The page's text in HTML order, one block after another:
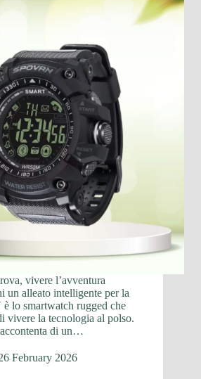
vivere l’avventura
un alleato intelligente per la
lo smartwatch rugged che
vivere la tecnologia al polso.
di un…
February 2026